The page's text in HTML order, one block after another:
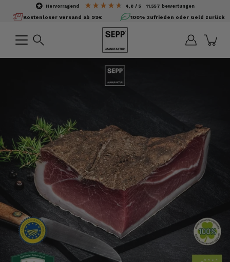
überspringen
Kostenloser Versand ab 99€
hervorragend 4,8 / 5 11.557 bewertungen
100% zufrieden oder Geld zurück